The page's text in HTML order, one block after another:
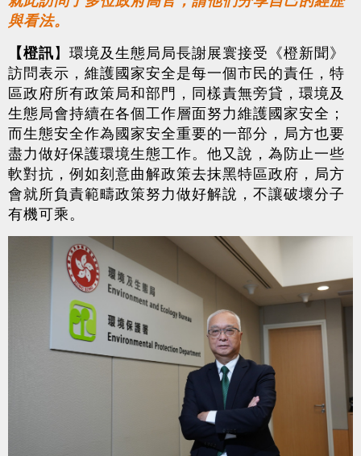
與看法。
【橙訊】環境及生態局局長謝展寰接受《橙新聞》
訪問表示，維護國家安全是每一個市民的責任，特
區政府所有政策局和部門，同樣責無旁貸，環境及
生態局會持續在各個工作層面努力維護國家安全；
而生態安全作為國家安全重要的一部分，局方也要
盡力做好保護環境生態工作。他又說，為防止一些
軟對抗，例如刻意曲解政策去抹黑特區政府，局方
會就所負責範疇政策努力做好解說，不讓破壞分子
有機可乘。